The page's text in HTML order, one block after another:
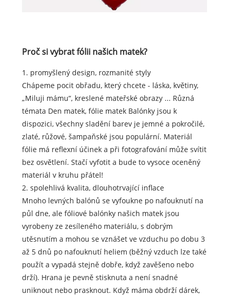
Proč si vybrat fólii našich matek?
1. promyšlený design, rozmanité styly
Chápeme pocit obřadu, který chcete - láska, květiny,
„Miluji mámu“, kreslené mateřské obrazy ... Různá
témata Den matek, fólie matek Balónky jsou k
dispozici, všechny sladění barev je jemné a pokročilé,
zlaté, růžové, šampaňské jsou populární. Materiál
fólie má reflexní účinek a při fotografování může svítit
bez osvětlení. Stačí vyfotit a bude to vysoce oceněný
materiál v kruhu přátel!
2. spolehlivá kvalita, dlouhotrvající inflace
Mnoho levných balónů se vyfoukne po nafouknutí na
půl dne, ale fóliové balónky našich matek jsou
vyrobeny ze zesíleného materiálu, s dobrým
utěsnutím a mohou se vznášet ve vzduchu po dobu 3
až 5 dnů po nafouknutí heliem (běžný vzduch lze také
použít a vypadá stejně dobře, když zavěšeno nebo
drží). Hrana je pevně stisknuta a není snadné
uniknout nebo prasknout. Když máma obdrží dárek,